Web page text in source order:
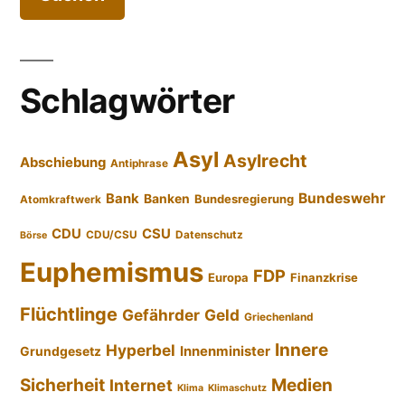
Schlagwörter
Abschiebung Antiphrase Asyl Asylrecht
Atomkraftwerk Bank Banken Bundesregierung Bundeswehr
Börse CDU CDU/CSU CSU Datenschutz
Euphemismus Europa FDP Finanzkrise
Flüchtlinge Gefährder Geld Griechenland
Grundgesetz Hyperbel Innenminister Innere
Sicherheit Internet Klima Klimaschutz Medien